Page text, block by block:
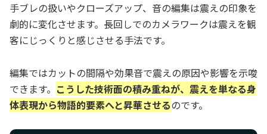
手ブレの扱いやクローズアップ、音の編集は震えの印象を
劇的に変化させます。長回しでのカメラワークは震えを観
客にじっくりと感じさせる手法です。
編集ではカットの間隔や効果音で震えの原因や影響を示唆
できます。 こうした技術面の積み重ねが、震えを単なる身
体表現から物語的要素へと昇華させるのです。